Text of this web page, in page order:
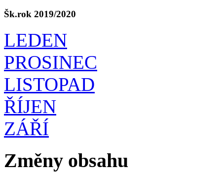
Šk.rok 2019/2020
LEDEN
PROSINEC
LISTOPAD
ŘÍJEN
ZÁŘÍ
Změny obsahu